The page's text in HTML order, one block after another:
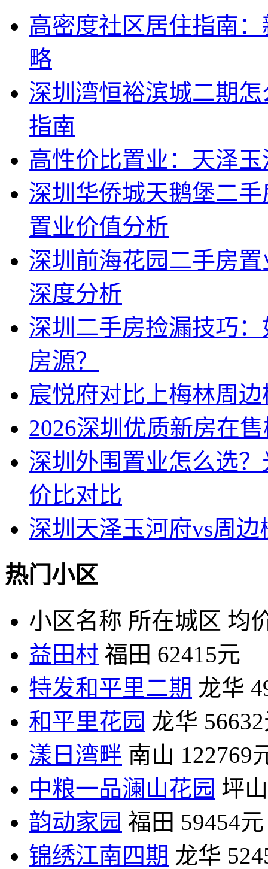
高密度社区居住指南
略
深圳湾恒裕滨城二期
指南
高性价比置业：天泽
深圳华侨城天鹅堡二
置业价值分析
深圳前海花园二手房
深度分析
深圳二手房捡漏技巧
房源？
宸悦府对比上梅林周
2026深圳优质新房在
深圳外围置业怎么选
价比对比
深圳天泽玉河府vs周
热门小区
小区名称 所在城区 均
益田村 福田 62415元
特发和平里二期 龙华
和平里花园 龙华
漾日湾畔 南山 122769
中粮一品澜山花园 坪山
韵动家园 福田 59454元
锦绣江南四期 龙华